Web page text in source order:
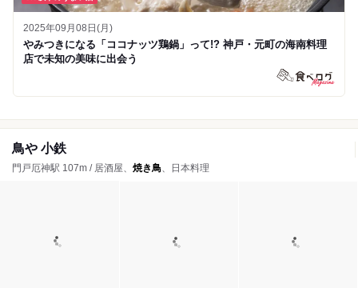
2025年09月08日(月)
やみつきになる「ココナッツ鶏鍋」って!? 神戸・元町の海南料理
店で未知の美味に出会う
鳥や 小鉄
門戸厄神駅 107m / 居酒屋、 焼き鳥、日本料理